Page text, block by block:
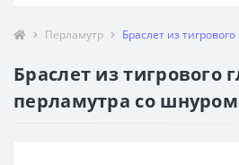
Перламутр Браслет из
Браслет из тигрового
перламутра со